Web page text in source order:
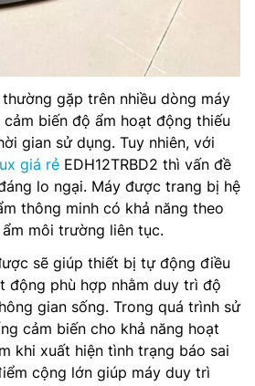
gặp trên nhiều dòng máy
biến độ ẩm hoạt động thiếu
gian sử dụng. Tuy nhiên, với
giá rẻ EDH12TRBD2 thì vấn đề
lo ngại. Máy được trang bị hệ
thông minh có khả năng theo
môi trường liên tục.
sẽ giúp thiết bị tự động điều
động phù hợp nhằm duy trì độ
gian sống. Trong quá trình sử
cảm biến cho khả năng hoạt
khi xuất hiện tình trạng báo sai
cộng lớn giúp máy duy trì